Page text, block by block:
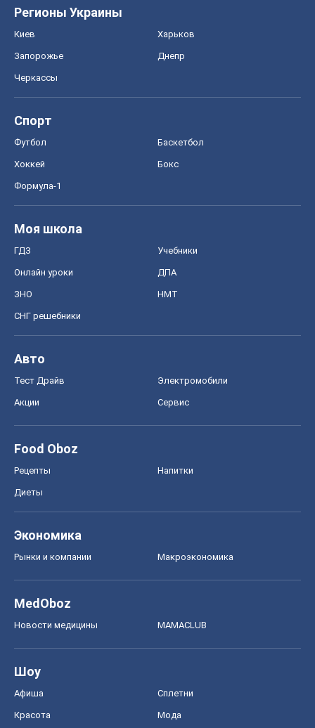
Регионы Украины
Киев Харьков
Запорожье Днепр
Черкассы
Спорт
Футбол Баскетбол
Хоккей Бокс
Формула-1
Моя школа
ГДЗ Учебники
Онлайн уроки ДПА
ЗНО НМТ
СНГ решебники
Авто
Тест Драйв Электромобили
Акции Сервис
Food Oboz
Рецепты Напитки
Диеты
Экономика
Рынки и компании Mакроэкономика
MedOboz
Новости медицины MAMACLUB
Шоу
Афиша Сплетни
Красота Мода